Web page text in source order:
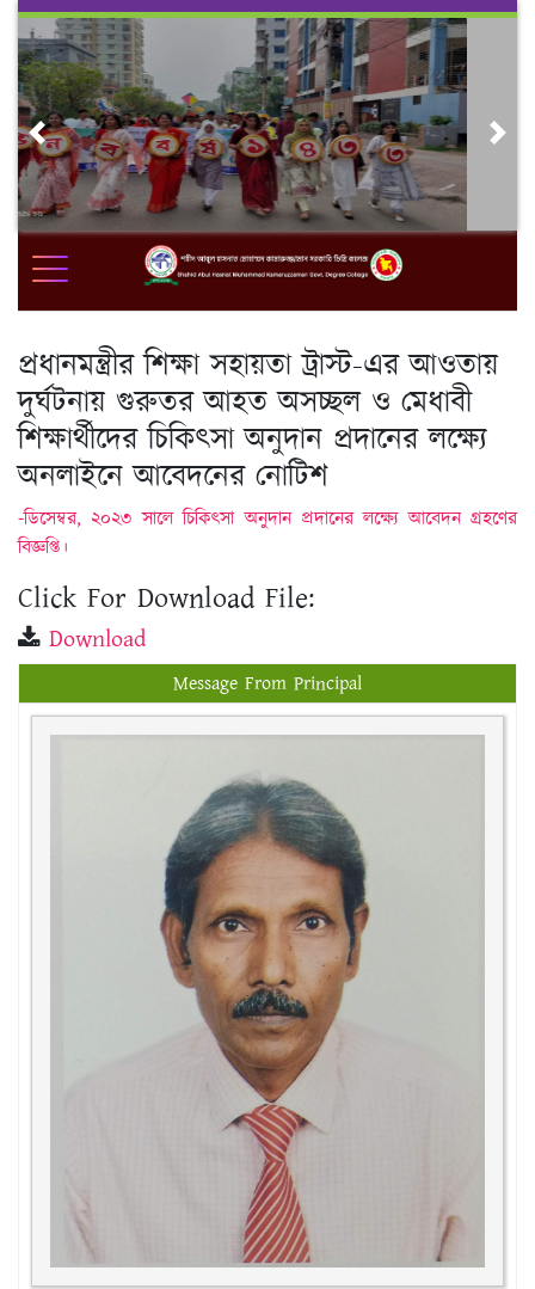
Skip
content
Previous
প্রধানমন্ত্রীর শিক্ষা সহায়তা ট্রাস্ট-এর আওতায়
দুর্ঘটনায় গুরুতর আহত অসচ্ছল ও মেধাবী
শিক্ষার্থীদের চিকিৎসা অনুদান প্রদানের লক্ষ্যে
অনলাইনে আবেদনের নোটিশ
-ডিসেম্বর, ২০২৩ সালে চিকিৎসা অনুদান প্রদানের লক্ষ্যে আবেদন গ্রহণের
বিজ্ঞপ্তি।
Click For Download File:
Download
Message From Principal